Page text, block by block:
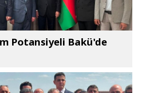
Potansiyeli Bakü'de